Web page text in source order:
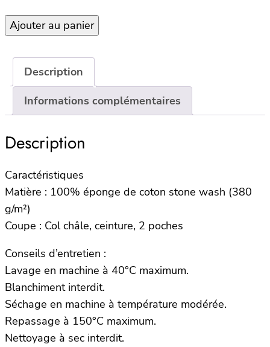
quantité
de
NAIA
–
Jasmin
–
Ajouter au panier
Description
Informations complémentaires
Description
Caractéristiques
Matière : 100% éponge de coton stone wash (380
g/m²)
Coupe : Col châle, ceinture, 2 poches
Conseils d’entretien :
Lavage en machine à 40°C maximum.
Blanchiment interdit.
Séchage en machine à température modérée.
Repassage à 150°C maximum.
Nettoyage à sec interdit.